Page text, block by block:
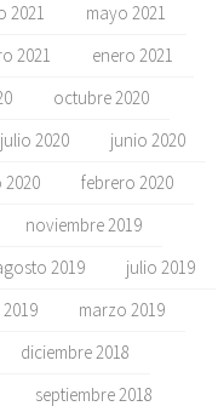
2021
mayo 2021
2021
enero 2021
octubre 2020
julio 2020
junio 2020
febrero 2020
noviembre 2019
2019
julio 2019
marzo 2019
diciembre 2018
septiembre 2018